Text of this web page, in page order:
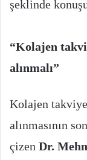
şeklinde
“Kolajen
alınmalı”
Kolajen
alınmasının
çizen Dr.